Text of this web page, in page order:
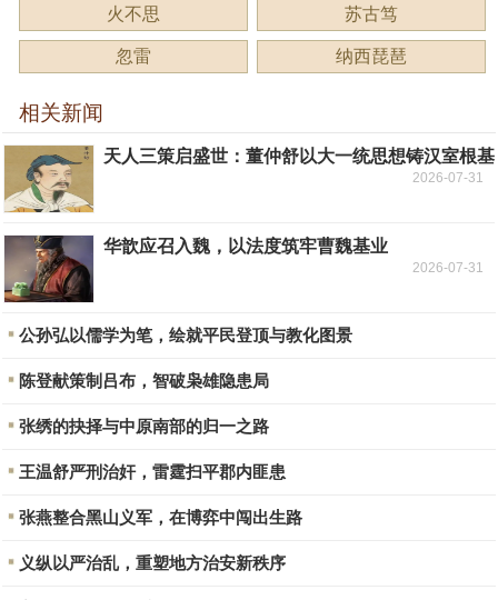
火不思 苏古笃
忽雷 纳西琵琶
相关新闻
天人三策启盛世：董仲舒以大一统思想铸汉室根基
2026-07-31
华歆应召入魏，以法度筑牢曹魏基业
2026-07-31
公孙弘以儒学为笔，绘就平民登顶与教化图景
陈登献策制吕布，智破枭雄隐患局
张绣的抉择与中原南部的归一之路
王温舒严刑治奸，雷霆扫平郡内匪患
张燕整合黑山义军，在博弈中闯出生路
义纵以严治乱，重塑地方治安新秩序